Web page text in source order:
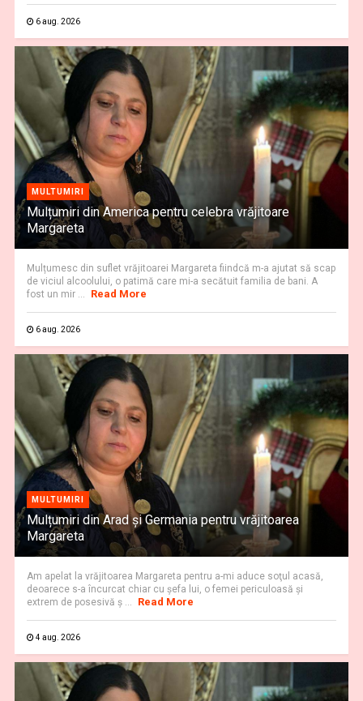
6 aug. 2026
MULTUMIRI
Mulțumiri din America pentru celebra vrăjitoare
Margareta
Mulțumesc din suflet vrăjitoarei Margareta fiindcă m-a ajutat să scap
de viciul alcoolului, o patimă care mi-a secătuit familia de bani. A
fost un mir ...
Read More
6 aug. 2026
MULTUMIRI
Mulțumiri din Arad și Germania pentru vrăjitoarea
Margareta
Am apelat la vrăjitoarea Margareta pentru a-mi aduce soţul acasă,
deoarece s-a încurcat chiar cu şefa lui, o femei periculoasă şi
extrem de posesivă ș ...
Read More
4 aug. 2026